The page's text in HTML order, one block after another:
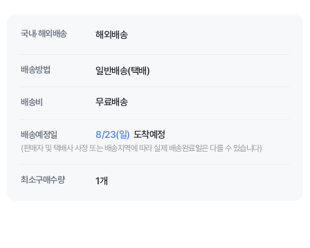
국내·해외배송 해외배송
배송방법 일반배송(택배)
배송비 무료배송
배송예정일 8/23(일) 도착예정
(판매자 및 택배사 사정 또는 배송지역에 따라 실제 배송완료일은 다를 수 있습니다)
최소구매수량 1개